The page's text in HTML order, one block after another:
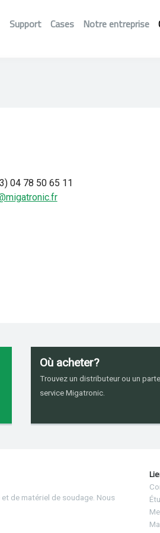
Support Cases Notre entreprise
04 78 50 65 11
Où acheter?
Trouvez un distributeur ou un
service Migatronic.
de matériel de soudage. Nous